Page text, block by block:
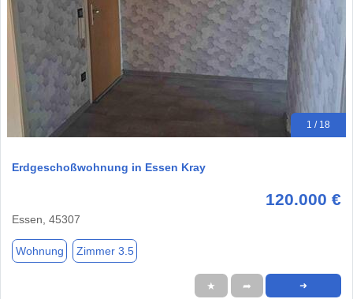
1 / 18
Erdgeschoßwohnung in Essen Kray
120.000 €
Essen, 45307
Wohnung Zimmer 3.5
★ ➦ ➜